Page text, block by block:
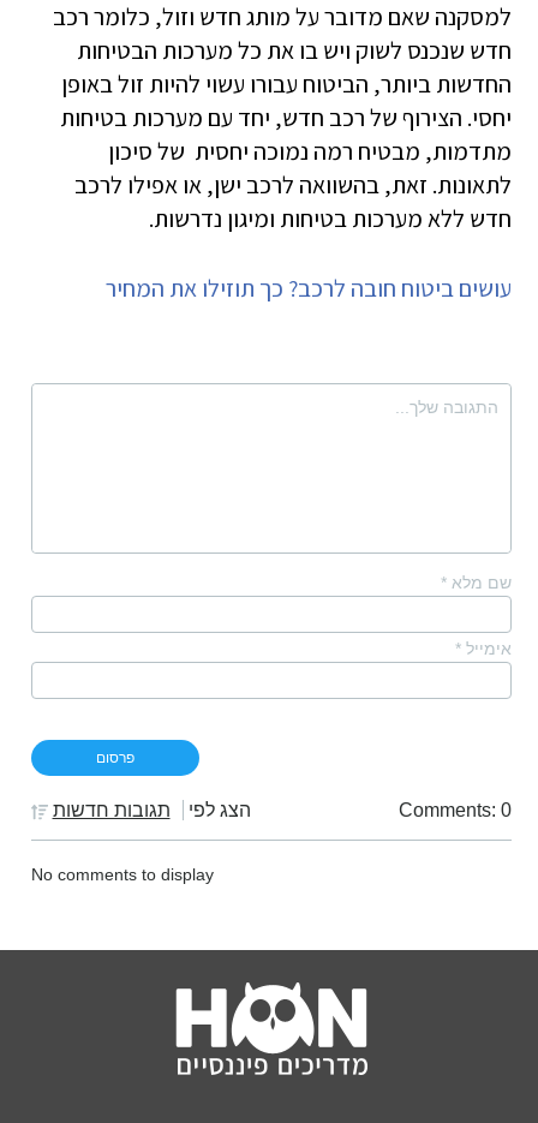
למסקנה שאם מדובר על מותג חדש וזול, כלומר רכב
חדש שנכנס לשוק ויש בו את כל מערכות הבטיחות
החדשות ביותר, הביטוח עבורו עשוי להיות זול באופן
יחסי. הצירוף של רכב חדש, יחד עם מערכות בטיחות
מתדמות, מבטיח רמה נמוכה יחסית של סיכון
לתאונות. זאת, בהשוואה לרכב ישן, או אפילו לרכב
חדש ללא מערכות בטיחות ומיגון נדרשות.
עושים ביטוח חובה לרכב? כך תוזילו את המחיר
שם מלא *
אימייל *
Comments: 0 הצג לפי תגובות חדשות
No comments to display